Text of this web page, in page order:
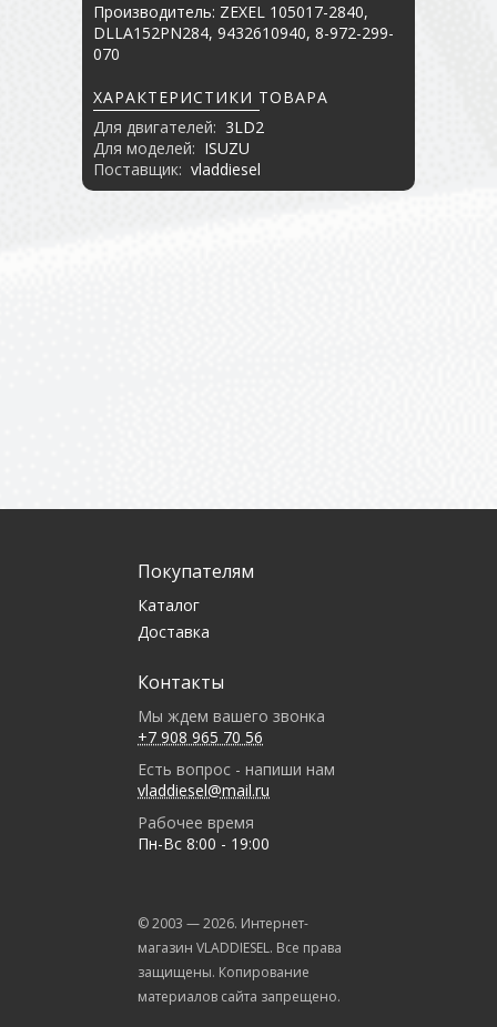
Производитель: ZEXEL 105017-2840,
DLLA152PN284, 9432610940, 8-972-299-
070
ХАРАКТЕРИСТИКИ ТОВАРА
Для двигателей: 3LD2
Для моделей: ISUZU
Поставщик: vladdiesel
Покупателям
Каталог
Доставка
Контакты
Мы ждем вашего звонка
+7 908 965 70 56
Есть вопрос - напиши нам
vladdiesel@mail.ru
Рабочее время
Пн-Вс 8:00 - 19:00
© 2003 —2026. Интернет-
магазин VLADDIESEL. Все права
защищены. Копирование
материалов сайта запрещено.